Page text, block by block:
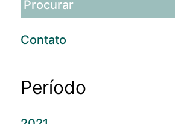
Contato
Período